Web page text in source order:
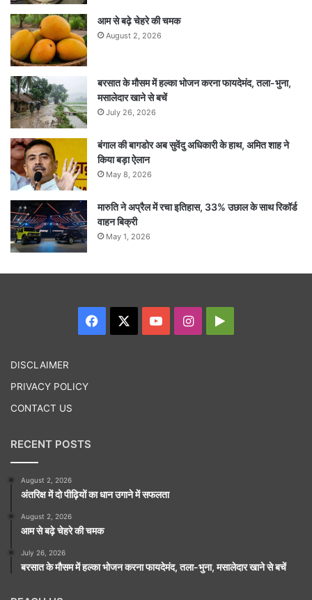
आम से बढ़े चेहरे की चमक
August 2, 2026
बरसात के मौसम में हल्का भोजन करना फायदेमंद, तला-भुना,
मसालेदार खाने से बचें
July 26, 2026
बंगाल की बागडोर अब सुवेंदु अधिकारी के हाथ, अमित शाह ने
किया बड़ा ऐलान
May 8, 2026
मारुति ने अप्रैल में रचा इतिहास, 33% उछाल के साथ रिकॉर्ड
वाहन बिक्री
May 1, 2026
Facebook YouTubeInstagram
DISCLAIMER
PRIVACY POLICY
CONTACT US
RECENT POSTS
August 2, 2026
अंतरिक्ष में दो पीढ़ियों का धान उगाने में सफलता
August 2, 2026
आम से बढ़े चेहरे की चमक
July 26, 2026
बरसात के मौसम में हल्का भोजन करना फायदेमंद, तला-भुना, मसालेदार खाने से बचें